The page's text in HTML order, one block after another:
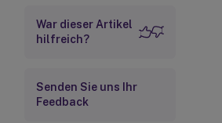
War dieser Artikel
hilfreich?
Senden Sie uns Ihr
Feedback